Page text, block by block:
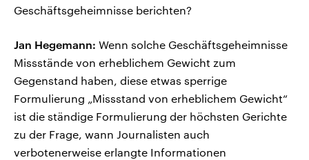
Geschäftsgeheimnisse berichten?
Jan Hegemann: Wenn solche Geschäftsgeheimnisse
Missstände von erheblichem Gewicht zum
Gegenstand haben, diese etwas sperrige
Formulierung „Missstand von erheblichem Gewicht“
ist die ständige Formulierung der höchsten Gerichte
zu der Frage, wann Journalisten auch
verbotenerweise erlangte Informationen